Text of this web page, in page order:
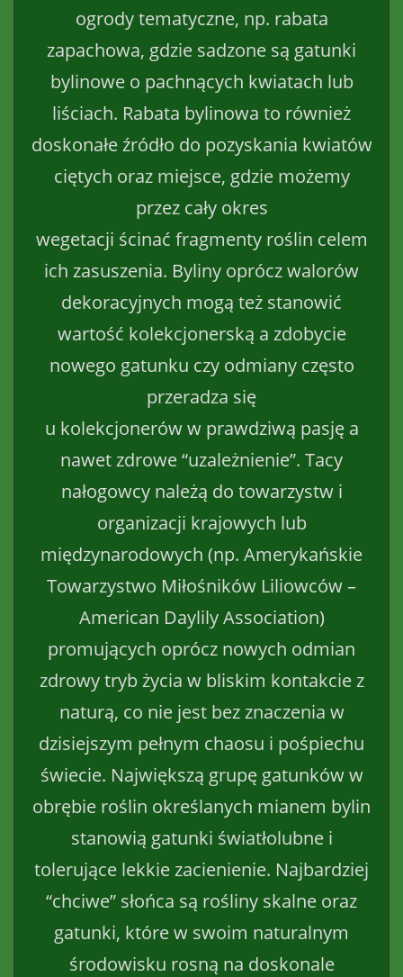
ogrody tematyczne, np. rabata
zapachowa, gdzie sadzone są gatunki
bylinowe o pachnących kwiatach lub
liściach. Rabata bylinowa to również
doskonałe źródło do pozyskania kwiatów
ciętych oraz miejsce, gdzie możemy
przez cały okres
wegetacji ścinać fragmenty roślin celem
ich zasuszenia. Byliny oprócz walorów
dekoracyjnych mogą też stanowić
wartość kolekcjonerską a zdobycie
nowego gatunku czy odmiany często
przeradza się
u kolekcjonerów w prawdziwą pasję a
nawet zdrowe “uzależnienie”. Tacy
nałogowcy należą do towarzystw i
organizacji krajowych lub
międzynarodowych (np. Amerykańskie
Towarzystwo Miłośników Liliowców –
American Daylily Association)
promujących oprócz nowych odmian
zdrowy tryb życia w bliskim kontakcie z
naturą, co nie jest bez znaczenia w
dzisiejszym pełnym chaosu i pośpiechu
świecie. Największą grupę gatunków w
obrębie roślin określanych mianem bylin
stanowią gatunki światłolubne i
tolerujące lekkie zacienienie. Najbardziej
“chciwe” słońca są rośliny skalne oraz
gatunki, które w swoim naturalnym
środowisku rosną na doskonale